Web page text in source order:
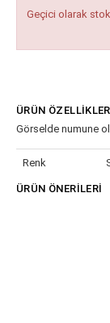
Geçici olarak
ÜRÜN
Görselde numune
Renk
ÜRÜN ÖNERILERI